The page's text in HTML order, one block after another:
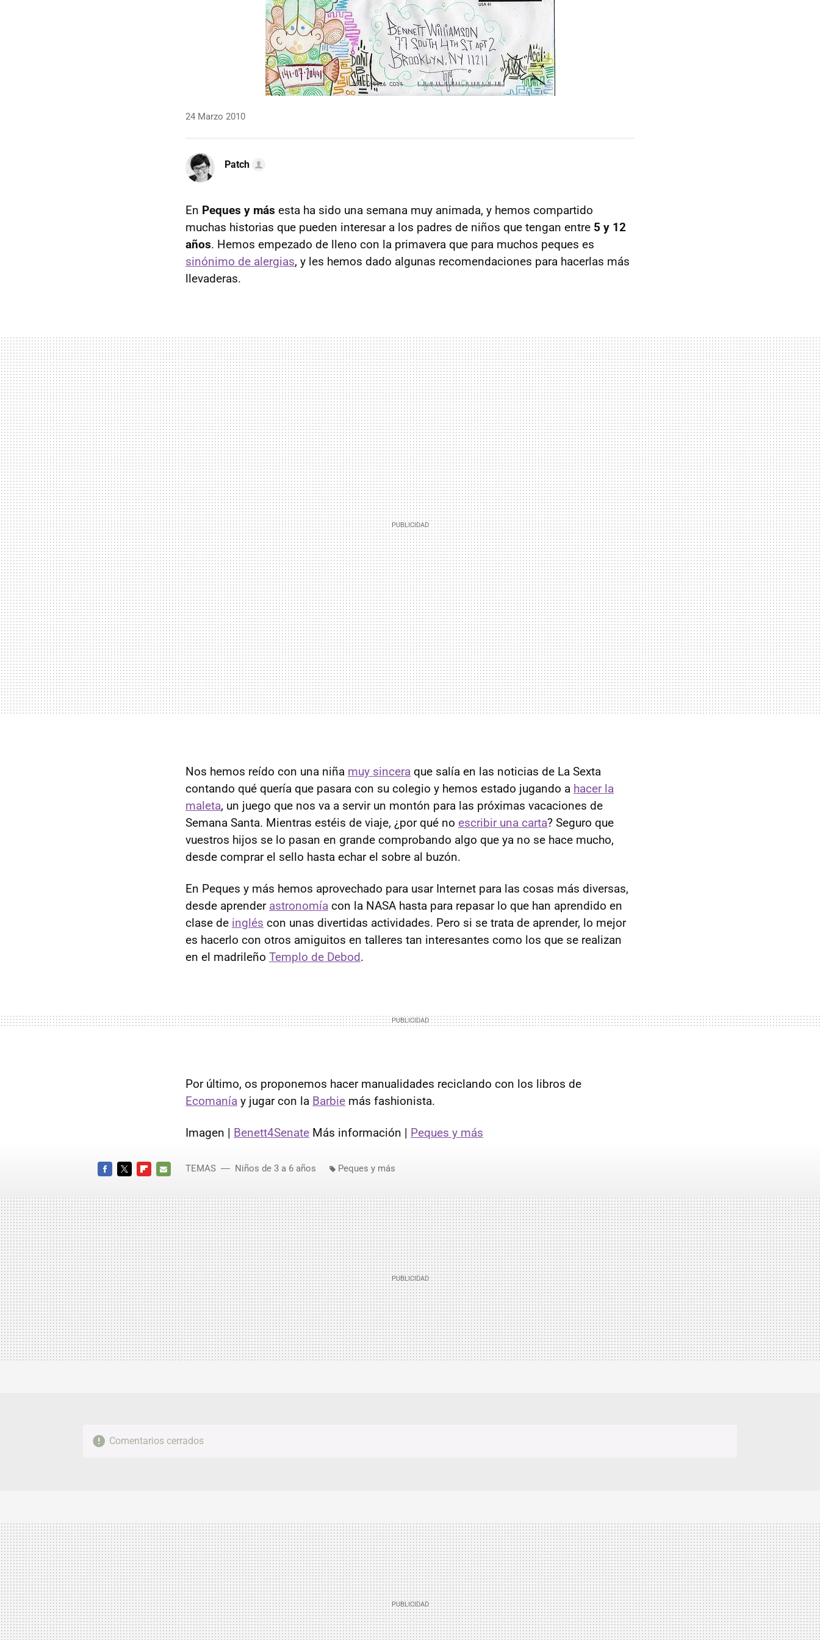
24 Marzo 2010
Patch
En Peques y más esta ha sido una semana muy animada, y hemos compartido
muchas historias que pueden interesar a los padres de niños que tengan entre 5 y 12
años. Hemos empezado de lleno con la primavera que para muchos peques es
sinónimo de alergias, y les hemos dado algunas recomendaciones para hacerlas más
llevaderas.
Nos hemos reído con una niña muy sincera que salía en las noticias de La Sexta
contando qué quería que pasara con su colegio y hemos estado jugando a hacer la
maleta, un juego que nos va a servir un montón para las próximas vacaciones de
Semana Santa. Mientras estéis de viaje, ¿por qué no escribir una carta? Seguro que
vuestros hijos se lo pasan en grande comprobando algo que ya no se hace mucho,
desde comprar el sello hasta echar el sobre al buzón.
En Peques y más hemos aprovechado para usar Internet para las cosas más diversas,
desde aprender astronomía con la NASA hasta para repasar lo que han aprendido en
clase de inglés con unas divertidas actividades. Pero si se trata de aprender, lo mejor
es hacerlo con otros amiguitos en talleres tan interesantes como los que se realizan
en el madrileño Templo de Debod.
Por último, os proponemos hacer manualidades reciclando con los libros de
Ecomanía y jugar con la Barbie más fashionista.
Imagen | Benett4Senate Más información | Peques y más
MAIL
TEMAS Niños de 3 a 6 años Peques y más
Comentarios cerrados